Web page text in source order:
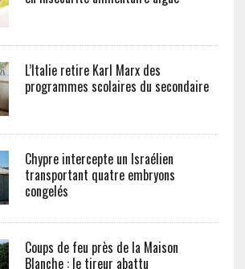
L’Italie retire Karl Marx des
programmes scolaires du secondaire
Chypre intercepte un Israélien
transportant quatre embryons
congelés
Coups de feu près de la Maison
Blanche : le tireur abattu